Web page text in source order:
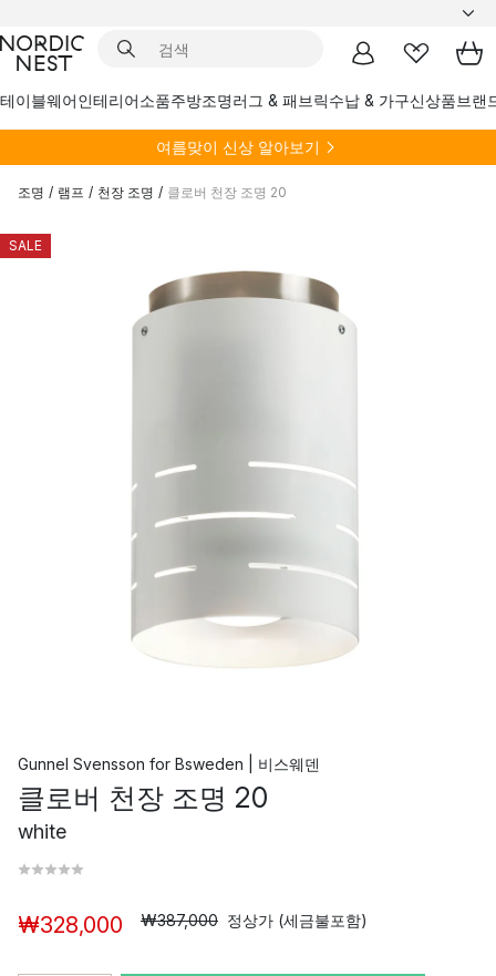
테이블웨어인테리어소품주방조명러그 & 패브릭수납 & 가구신상품브랜
여름맞이 신상 알아보기
조명 / 램프 / 천장 조명 / 클로버 천장 조명 20
SALE
Gunnel Svensson for Bsweden | 비스웨덴
클로버 천장 조명 20
white
₩328,000 ₩387,000 정상가 (세금불포함)